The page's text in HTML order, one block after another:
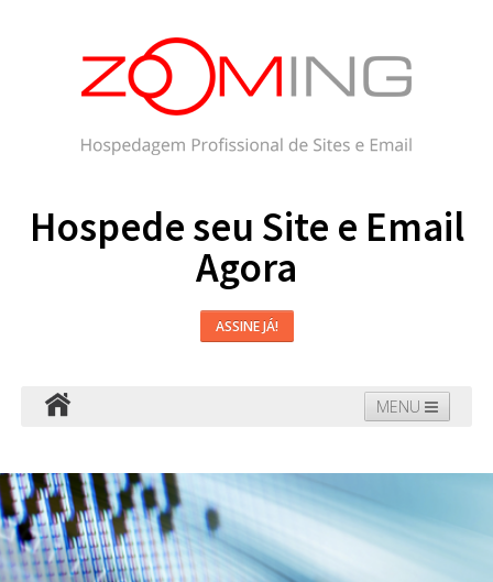
Hospede seu Site e Email
Agora
ASSINE JÁ!
MENU
Domínios Blog Suporte